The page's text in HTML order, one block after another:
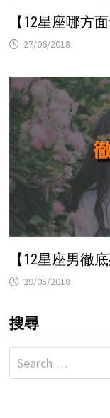
【12星座哪方
27/06/2018
【12星座男徹
29/05/2018
搜尋
Search
for: